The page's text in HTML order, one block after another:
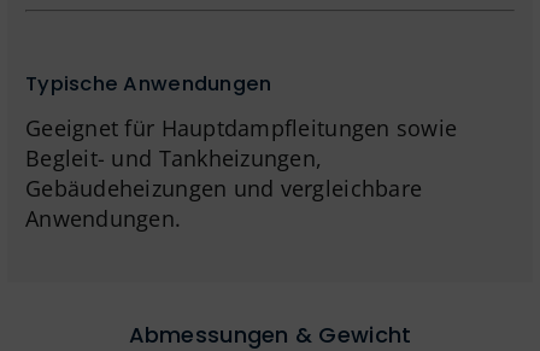
Typische Anwendungen
Geeignet für Hauptdampfleitungen sowie
Begleit- und Tankheizungen,
Gebäudeheizungen und vergleichbare
Anwendungen.
Abmessungen & Gewicht